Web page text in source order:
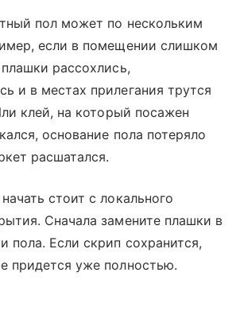
пол может по нескольким
если в помещении слишком
рассохлись,
и в местах прилегания трутся
клей, на который посажен
основание пола потеряло
расшатался.
стоит с локального
Сначала замените плашки в
пола. Если скрип сохранится,
придется уже полностью.